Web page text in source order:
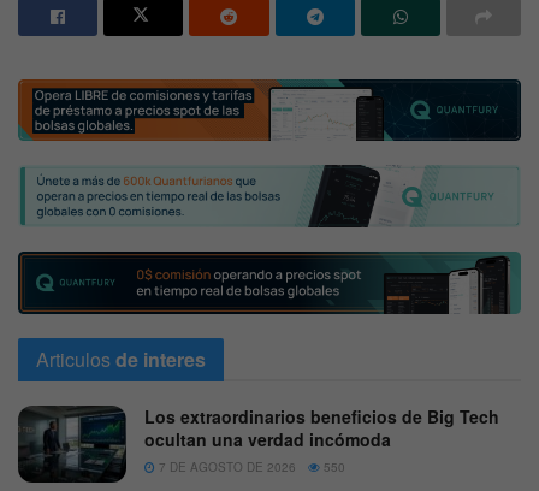
Articulosde interes
Los extraordinarios beneficios de Big Tech
ocultan una verdad incómoda
7 DE AGOSTO DE 2026 550